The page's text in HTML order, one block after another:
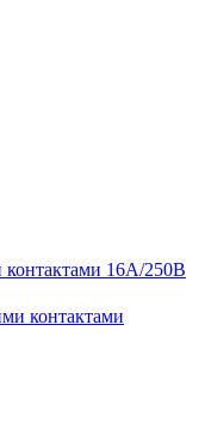
контактами 16А/250В